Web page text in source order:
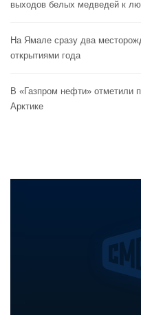
выходов белых медведей к
На Ямале сразу два
открытиями года
В «Газпром нефти» отметили
Арктике